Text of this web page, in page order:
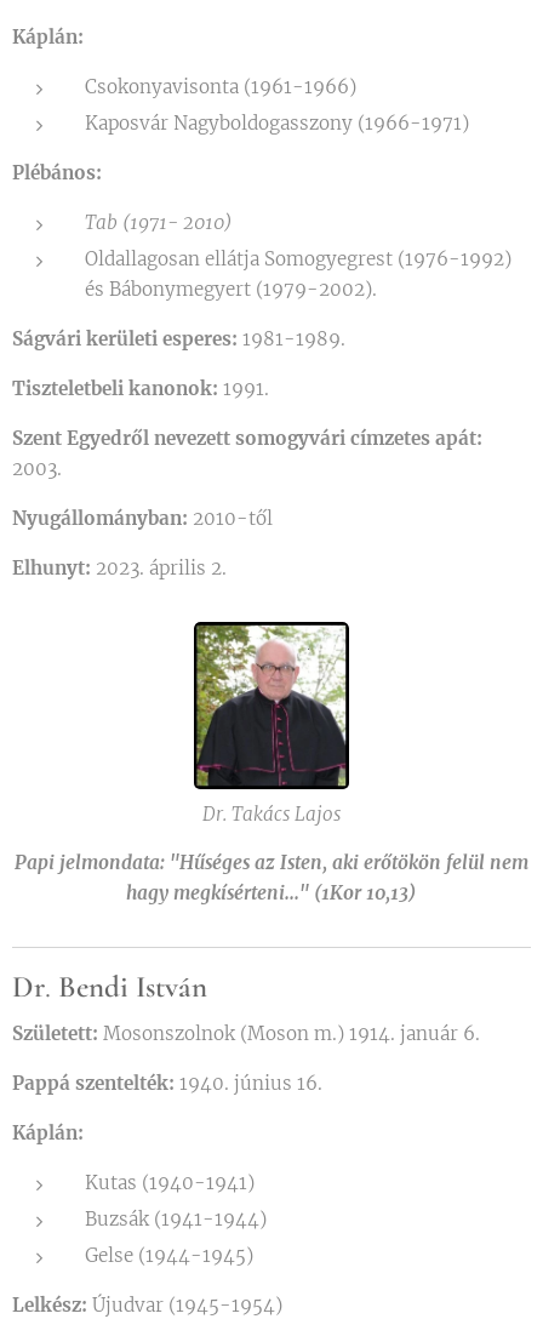
Káplán:
Csokonyavisonta (1961-1966)
Kaposvár Nagyboldogasszony (1966-1971)
Plébános:
Tab (1971- 2010)
Oldallagosan ellátja Somogyegrest (1976-1992)
és Bábonymegyert (1979-2002).
Ságvári kerületi esperes: 1981-1989.
Tiszteletbeli kanonok: 1991.
Szent Egyedről nevezett somogyvári címzetes apát:
2003.
Nyugállományban: 2010-től
Elhunyt: 2023. április 2.
Dr. Takács Lajos
Papi jelmondata: "Hűséges az Isten, aki erőtökön felül nem
hagy megkísérteni..." (1Kor 10,13)
Dr. Bendi István
Született: Mosonszolnok (Moson m.) 1914. január 6.
Pappá szentelték: 1940. június 16.
Káplán:
Kutas (1940-1941)
Buzsák (1941-1944)
Gelse (1944-1945)
Lelkész: Újudvar (1945-1954)